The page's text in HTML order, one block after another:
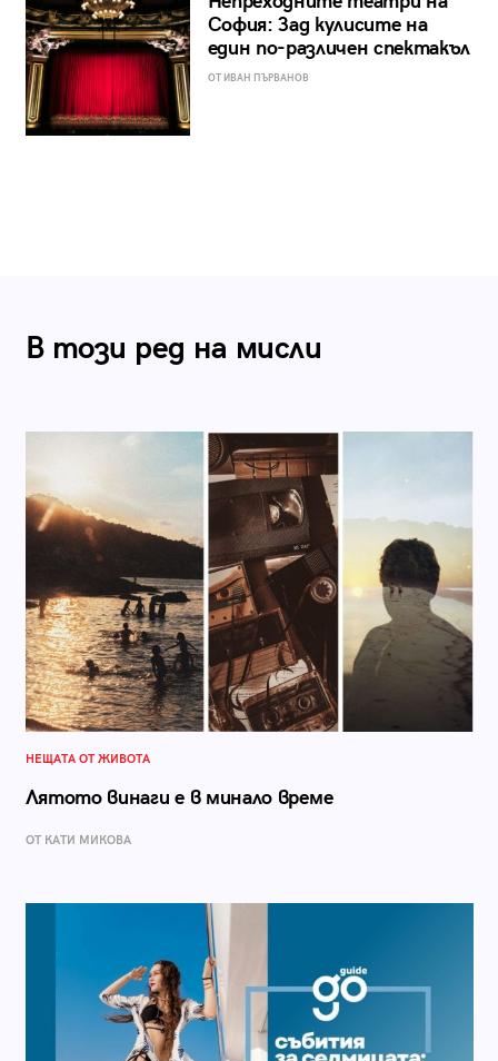
София: Зад кулисите на
един по-различен спектакъл
ОТ ИВАН ПЪРВАНОВ
В този ред на мисли
НЕЩАТА ОТ ЖИВОТА
Лятото винаги е в минало време
ОТ КАТИ МИКОВА